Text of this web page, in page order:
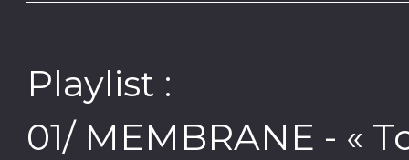
Playlist :
01/ MEMBRANE - «